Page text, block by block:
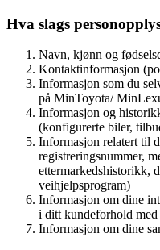
Hva slags
Navn, kjønn og
Kontaktinformasjon
Informasjon som du
på MinToyota/
Informasjon og
(konfigurerte biler,
Informasjon relatert til
registreringsnummer,
ettermarkedshistorikk,
veihjelpsprogram)
Informasjon om dine
i ditt kundeforhold med
Informasjon om dine